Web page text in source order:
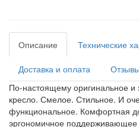
Описание Технические
Доставка и оплата
Отзывы
По-настоящему оригинальное
кресло. Смелое. Стильное. И
функциональное. Комфортная
эргономичное поддерживающее